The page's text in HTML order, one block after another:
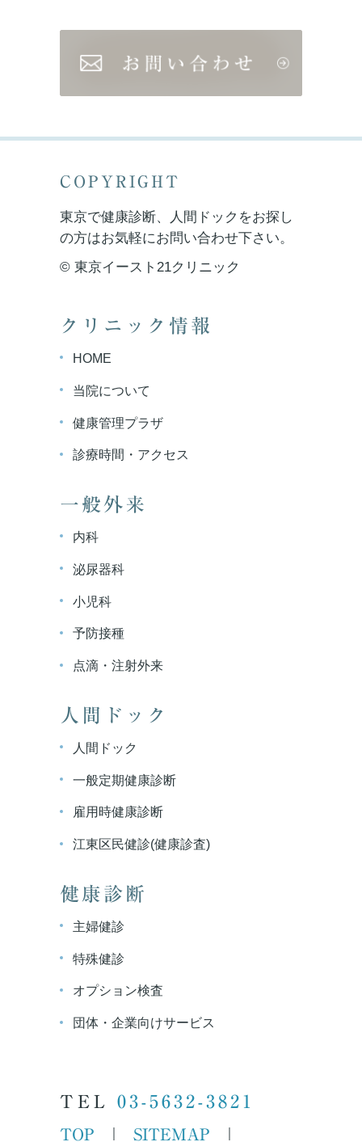
COPYRIGHT
東京で健康診断、人間ドックをお探し
の方はお気軽にお問い合わせ下さい。
© 東京イースト21クリニック
クリニック情報
HOME
当院について
健康管理プラザ
診療時間・アクセス
一般外来
内科
泌尿器科
小児科
予防接種
点滴・注射外来
人間ドック
人間ドック
一般定期健康診断
雇用時健康診断
江東区民健診(健康診査)
健康診断
主婦健診
特殊健診
オプション検査
団体・企業向けサービス
TEL 03-5632-3821
TOP SITEMAP